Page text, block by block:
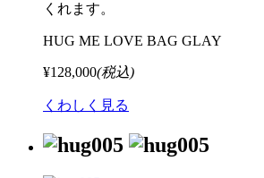
くれます。
HUG ME LOVE BAG GLAY
¥128,000(税込)
くわしく見る